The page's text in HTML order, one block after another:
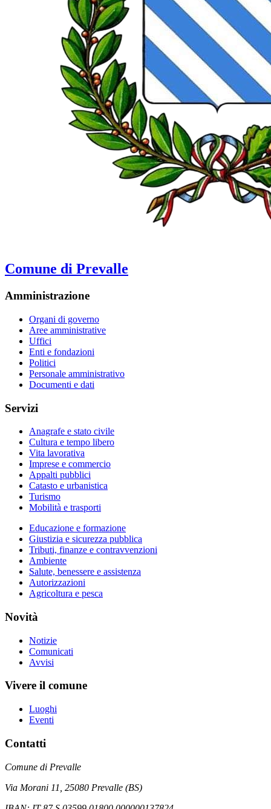
Comune di Prevalle
Amministrazione
Organi di governo
Aree amministrative
Uffici
Enti e fondazioni
Politici
Personale amministrativo
Documenti e dati
Servizi
Anagrafe e stato civile
Cultura e tempo libero
Vita lavorativa
Imprese e commercio
Appalti pubblici
Catasto e urbanistica
Turismo
Mobilità e trasporti
Educazione e formazione
Giustizia e sicurezza pubblica
Tributi, finanze e contravvenzioni
Ambiente
Salute, benessere e assistenza
Autorizzazioni
Agricoltura e pesca
Novità
Notizie
Comunicati
Avvisi
Vivere il comune
Luoghi
Eventi
Contatti
Comune di Prevalle
Via Morani 11, 25080 Prevalle (BS)